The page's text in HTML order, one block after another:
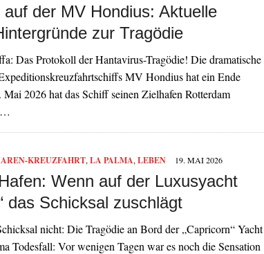
auf der MV Hondius: Aktuelle
zur Tragödie
Das Protokoll der Hantavirus-Tragödie! Die dramatische
MV Hondius hat ein Ende
2026 hat das Schiff seinen Zielhafen Rotterdam
KREUZFAHRT, LA PALMA, LEBEN 19. MAI 2026
Wenn auf der Luxusyacht
das Schicksal zuschlägt
nicht: Die Tragödie an Bord der „Capricorn“ Yacht
Todesfall: Vor wenigen Tagen war es noch die Sensation